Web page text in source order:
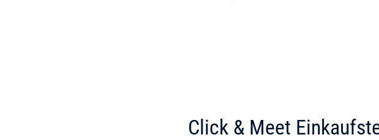
Click & Meet